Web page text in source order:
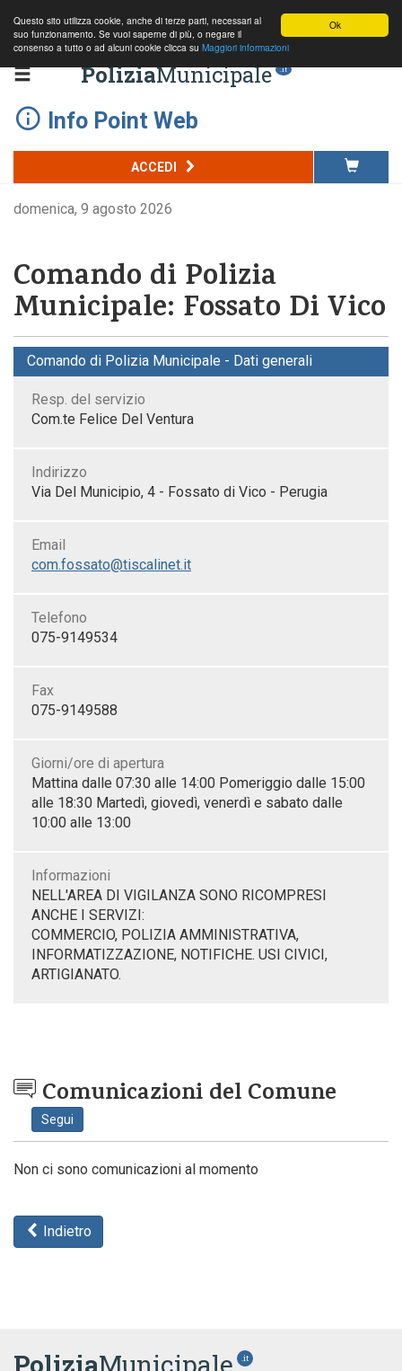
Ok
Questo sito utilizza cookie, anche di terze parti, necessari al
suo funzionamento. Se vuoi saperne di più, o negare il
consenso a tutto o ad alcuni cookie clicca su Maggiori informazioni
PoliziaMunicipale .it
Info Point Web
ACCEDI
domenica, 9 agosto 2026
Comando di Polizia
Municipale: Fossato Di Vico
Comando di Polizia Municipale - Dati generali
Resp. del servizio
Com.te Felice Del Ventura
Indirizzo
Via Del Municipio, 4 - Fossato di Vico - Perugia
Email
com.fossato@tiscalinet.it
Telefono
075-9149534
Fax
075-9149588
Giorni/ore di apertura
Mattina dalle 07:30 alle 14:00 Pomeriggio dalle 15:00
alle 18:30 Martedì, giovedì, venerdì e sabato dalle
10:00 alle 13:00
Informazioni
NELL'AREA DI VIGILANZA SONO RICOMPRESI
ANCHE I SERVIZI:
COMMERCIO, POLIZIA AMMINISTRATIVA,
INFORMATIZZAZIONE, NOTIFICHE. USI CIVICI,
ARTIGIANATO.
Comunicazioni del Comune
Segui
Non ci sono comunicazioni al momento
Indietro
PoliziaMunicipale .it